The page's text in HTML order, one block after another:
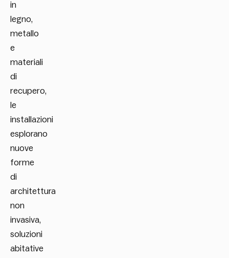
in
legno,
metallo
e
materiali
di
recupero,
le
installazioni
esplorano
nuove
forme
di
architettura
non
invasiva,
soluzioni
abitative